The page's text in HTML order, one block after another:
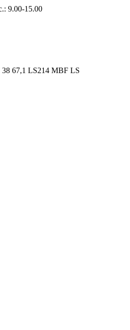
9.00-15.00
67,1 LS214 MBF LS